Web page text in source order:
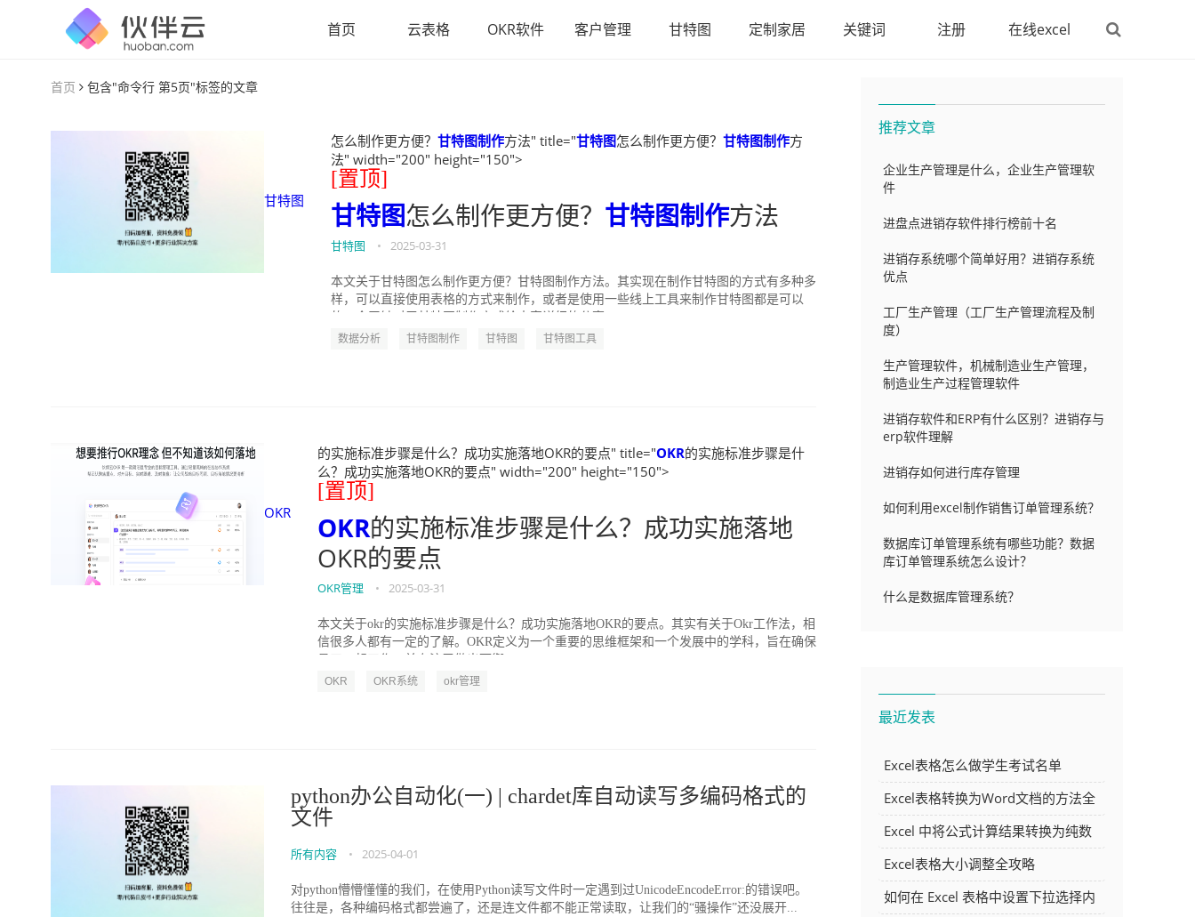
首页 云表格 OKR软件 客户管理 甘特图 定制家居 关键词 注册 在线excel
首页 包含"命令行 第5页"标签的文章
甘特图
怎么制作更方便？ 甘特图制作方法" title="甘特图怎么制作更方便？ 甘特图制作方
法" width="200" height="150">
[置顶]
甘特图怎么制作更方便？ 甘特图制作方法
甘特图 • 2025-03-31
本文关于甘特图怎么制作更方便？甘特图制作方法。其实现在制作甘特图的方式有多种多
样，可以直接使用表格的方式来制作，或者是使用一些线上工具来制作甘特图都是可以
数据分析 甘特图制作 甘特图 甘特图工具
OKR
的实施标准步骤是什么？成功实施落地OKR的要点" title="OKR的实施标准步骤是什
么？成功实施落地OKR的要点" width="200" height="150">
[置顶]
OKR的实施标准步骤是什么？成功实施落地
OKR的要点
OKR管理 • 2025-03-31
本文关于okr的实施标准步骤是什么？成功实施落地OKR的要点。其实有关于Okr工作法，相
信很多人都有一定的了解。OKR定义为一个重要的思维框架和一个发展中的学科，旨在确保
OKR OKR系统 okr管理
python办公自动化(一) | chardet库自动读写多编码格式的
文件
所有内容 • 2025-04-01
对python懵懵懂懂的我们，在使用Python读写文件时一定遇到过UnicodeEncodeError:的错误吧。
往往是，各种编码格式都尝遍了，还是连文件都不能正常读取，让我们的“骚操作”还没展开...
推荐文章
企业生产管理是什么，企业生产管理软
件
进盘点进销存软件排行榜前十名
进销存系统哪个简单好用？进销存系统
优点
工厂生产管理（工厂生产管理流程及制
度）
生产管理软件，机械制造业生产管理，
制造业生产过程管理软件
进销存软件和ERP有什么区别？进销存与
erp软件理解
进销存如何进行库存管理
如何利用excel制作销售订单管理系统？
数据库订单管理系统有哪些功能？数据
库订单管理系统怎么设计？
什么是数据库管理系统？
最近发表
Excel表格怎么做学生考试名单
Excel表格转换为Word文档的方法全
解析
Excel 中将公式计算结果转换为纯数
字的多种方法
Excel表格大小调整全攻略
如何在 Excel 表格中设置下拉选择内